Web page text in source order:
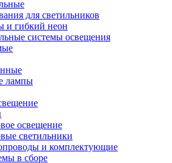
для светильников
и гибкий неон
системы освещения
лампы
освещение
светильники
и комплектующие
в сборе